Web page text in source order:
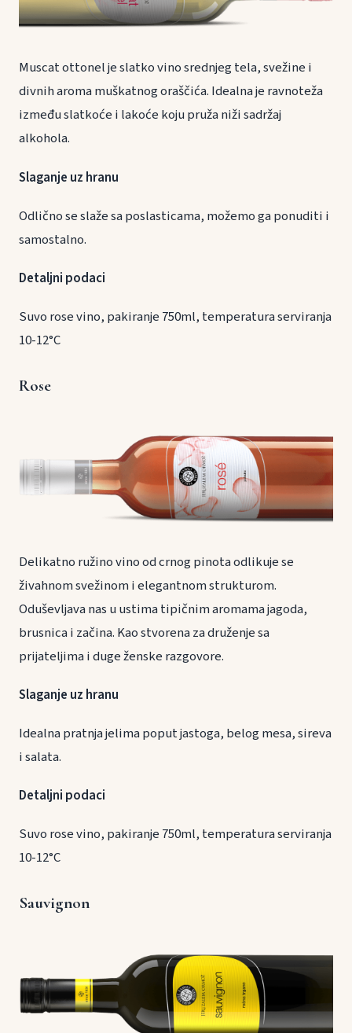
Muscat ottonel je slatko vino srednjeg tela, svežine i
divnih aroma muškatnog oraščića. Idealna je ravnoteža
između slatkoće i lakoće koju pruža niži sadržaj
alkohola.
Slaganje uz hranu
Odlično se slaže sa poslasticama, možemo ga ponuditi i
samostalno.
Detaljni podaci
Suvo rose vino, pakiranje 750ml, temperatura serviranja
10-12°C
Rose
Delikatno ružino vino od crnog pinota odlikuje se
živahnom svežinom i elegantnom strukturom.
Oduševljava nas u ustima tipičnim aromama jagoda,
brusnica i začina. Kao stvorena za druženje sa
prijateljima i duge ženske razgovore.
Slaganje uz hranu
Idealna pratnja jelima poput jastoga, belog mesa, sireva
i salata.
Detaljni podaci
Suvo rose vino, pakiranje 750ml, temperatura serviranja
10-12°C
Sauvignon